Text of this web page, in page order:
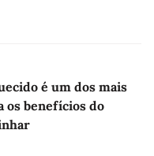
é um dos mais
os benefícios do